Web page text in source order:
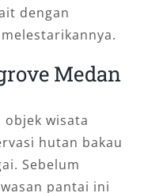
dengan
Medan
objek wisata
hutan bakau
Sebelum
pantai ini